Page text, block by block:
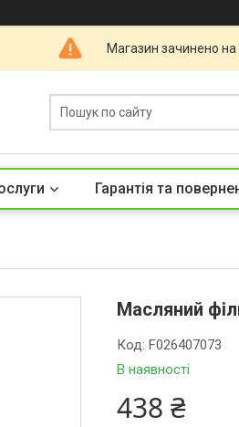
Магазин зачинено на
Гарантія та
Масляний
В наявності
Код:F026407073
438 ₴